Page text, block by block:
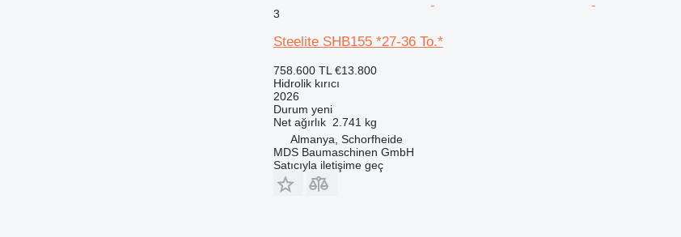
3
Steelite SHB155 *27-36 To.*
758.600 TL €13.800
Hidrolik kırıcı
2026
Durum yeni
Net ağırlık 2.741 kg
Almanya, Schorfheide
MDS Baumaschinen GmbH
Satıcıyla iletişime geç